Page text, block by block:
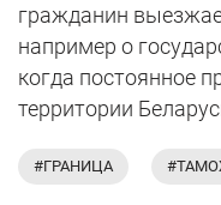
гражданин
например о
когда постоянное
территории
#ГРАНИЦА